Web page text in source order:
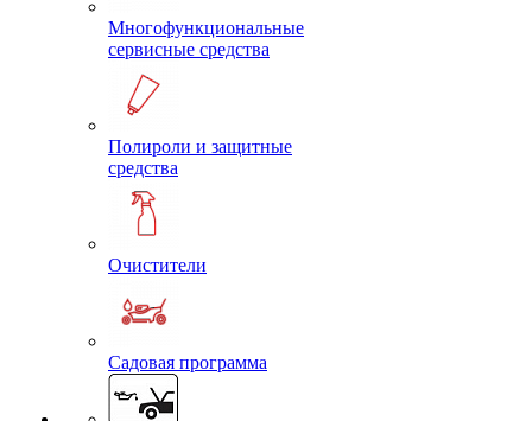
Многофункциональные
сервисные средства
Полироли и защитные
средства
Очистители
Садовая программа